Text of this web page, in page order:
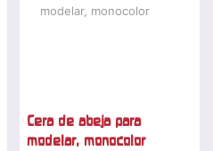
Cera de abeja para
modelar, monocolor